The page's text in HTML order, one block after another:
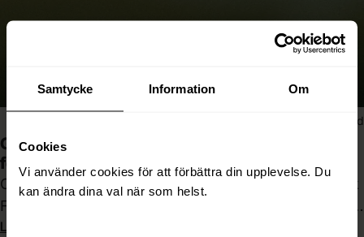
Samtycke Information Om
Cookies
Vi använder cookies för att förbättra din upplevelse. Du
kan ändra dina val när som helst.
8min lästid
Google Ads för Black Friday – Så optimerar ni er
försäljning och ROAS
Onödiga ändringar i Google Ads-kontot under Black
Friday-veckan kan kosta dig försäljning. Här är vad
som faktiskt gör skillnad, och vad du bör låta bli.
Läs hela artikeln